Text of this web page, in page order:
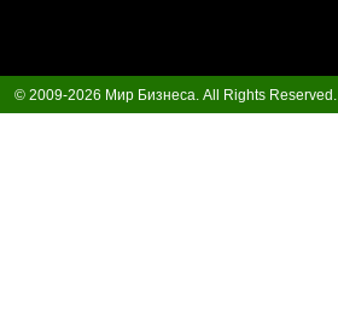
© 2009-2026 Мир Бизнеса. All Rights Reserved.